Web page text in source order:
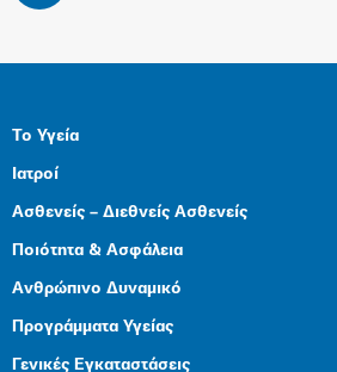
Το Υγεία
Ιατροί
Ασθενείς – Διεθνείς Ασθενείς
Ποιότητα & Ασφάλεια
Ανθρώπινο Δυναμικό
Προγράμματα Υγείας
Γενικές Εγκαταστάσεις